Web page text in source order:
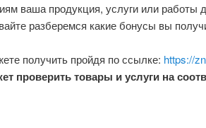
ваша продукция, услуги или
разберемся какие бонусы вы
получить пройдя по ссылке: https://
проверить товары и услуги на